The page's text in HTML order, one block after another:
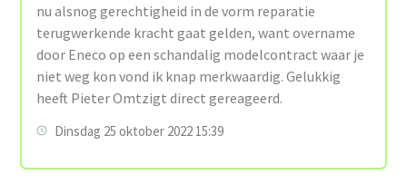
nu alsnog gerechtigheid in de vorm reparatie
terugwerkende kracht gaat gelden, want overname
door Eneco op een schandalig modelcontract waar je
niet weg kon vond ik knap merkwaardig. Gelukkig
heeft Pieter Omtzigt direct gereageerd.
Dinsdag 25 oktober 2022 15:39